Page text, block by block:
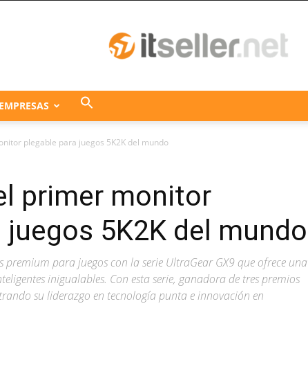
Centroamérica
EMPRESAS
plegable para juegos 5K2K del mundo
primer monitor
5K2K del mundo
para juegos con la serie UltraGear GX9 que ofrece una
inigualables. Con esta serie, ganadora de tres premios
su liderazgo en tecnología punta e innovación en